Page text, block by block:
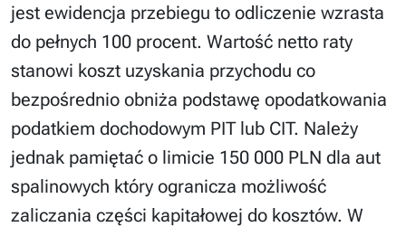
jest ewidencja przebiegu to odliczenie wzrasta
do pełnych 100 procent. Wartość netto raty
stanowi koszt uzyskania przychodu co
bezpośrednio obniża podstawę opodatkowania
podatkiem dochodowym PIT lub CIT. Należy
jednak pamiętać o limicie 150 000 PLN dla aut
spalinowych który ogranicza możliwość
zaliczania części kapitałowej do kosztów. W